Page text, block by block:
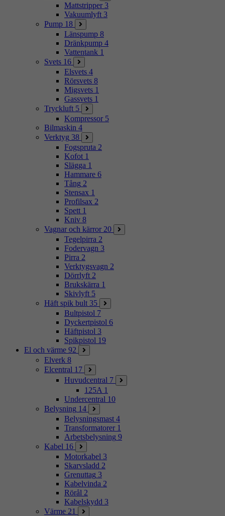
Mattstripper 3
Vakuumlyft 3
Pump 18
Länspump 8
Dränkpump 4
Vattentank 1
Svets 16
Elsvets 4
Rörsvets 8
Migsvets 1
Gassvets 1
Tryckluft 5
Kompressor 5
Bilmaskin 4
Verktyg 38
Fogspruta 2
Kofot 1
Slägga 1
Hammare 6
Tång 2
Stensax 1
Profilsax 2
Spett 1
Kniv 8
Vagnar och kärror 20
Tegelpirra 2
Fodervagn 3
Pirra 2
Verktygsvagn 2
Dörrlyft 2
Brukskärra 1
Skivlyft 5
Häft spik bult 35
Bultpistol 7
Dyckertpistol 6
Häftpistol 3
Spikpistol 19
El och värme 92
Elverk 8
Elcentral 17
Huvudcentral 7
125A 1
Undercentral 10
Belysning 14
Belysningsmast 4
Transformatorer 1
Arbetsbelysning 9
Kabel 16
Motorkabel 3
Skarvsladd 2
Grenuttag 3
Kabelvinda 2
Rörål 2
Kabelskydd 3
Värme 21